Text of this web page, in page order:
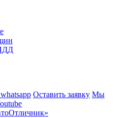
Оставить заявку Мы
»